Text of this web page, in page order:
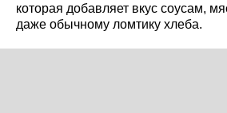
которая добавляет вкус соусам,
даже обычному ломтику хлеба.